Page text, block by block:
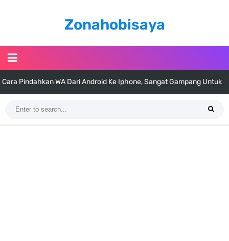
Zonahobisaya
Cara Pindahkan WA Dari Android Ke Iphone, Sangat Gampang Untuk